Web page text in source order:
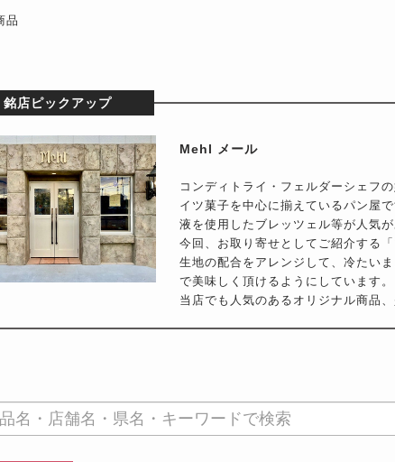
品
銘店ピックアップ
Mehl メール
コンディトライ・フェルダーシェフ
イツ菓子を中心に揃えているパン屋
液を使用したブレッツェル等が人気が
今回、お取り寄せとしてご紹介する
生地の配合をアレンジして、冷たい
で美味しく頂けるようにしています。
当店でも人気のあるオリジナル商品、